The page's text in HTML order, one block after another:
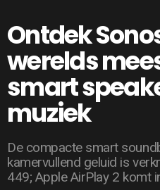
Ontdek
werelds
smart
muziek
De compacte smart
kamervullend geluid is
449; Apple AirPlay 2 komt